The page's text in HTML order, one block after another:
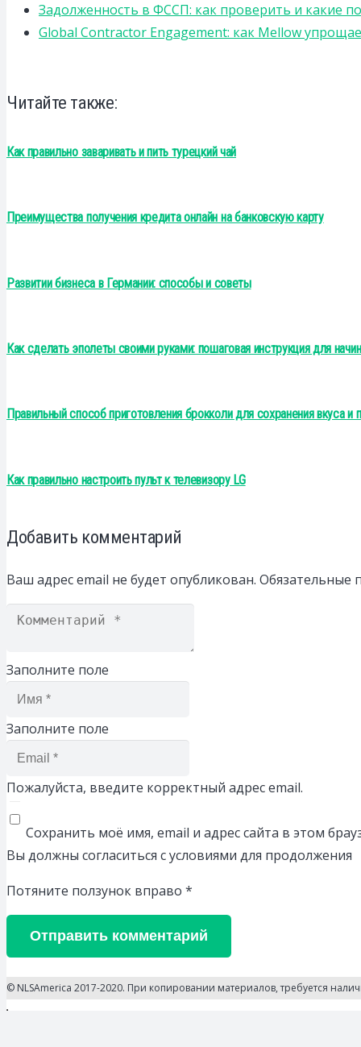
Задолженность в ФССП: как проверить и какие
Global Contractor Engagement: как Mellow
Читайте также:
Как правильно заваривать и пить турецкий чай
Преимущества получения кредита онлайн на банковскую карту
Развитии бизнеса в Германии: способы и советы
Как сделать эполеты своими руками: пошаговая инструкция для
Правильный способ приготовления брокколи для сохранения вкуса и
Как правильно настроить пульт к телевизору LG
Добавить комментарий
Ваш адрес email не будет опубликован. Обязательные
Заполните поле
Заполните поле
Пожалуйста, введите корректный адрес email.
Сохранить моё имя, email и адрес сайта в этом
Вы должны согласиться с условиями для продолжения
Потяните ползунок вправо *
Отправить комментарий
© NLSAmerica 2017-2020. При копировании материалов, требуется